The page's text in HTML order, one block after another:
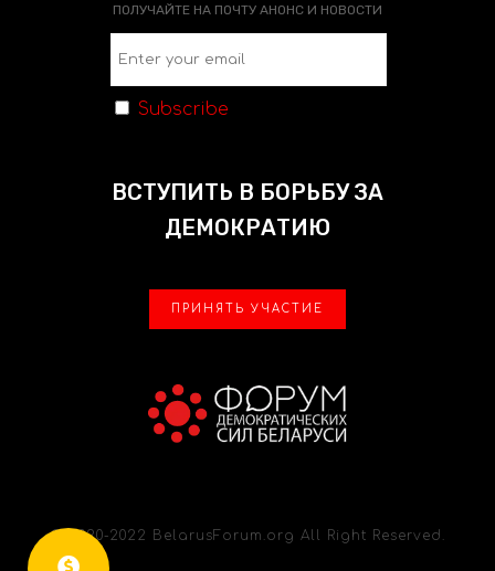
ПОЛУЧАЙТЕ НА ПОЧТУ АНОНС И НОВОСТИ
Subscribe
ВСТУПИТЬ В БОРЬБУ ЗА
ДЕМОКРАТИЮ
ПРИНЯТЬ УЧАСТИЕ
© 2020-2022 BelarusForum.org All Right Reserved.